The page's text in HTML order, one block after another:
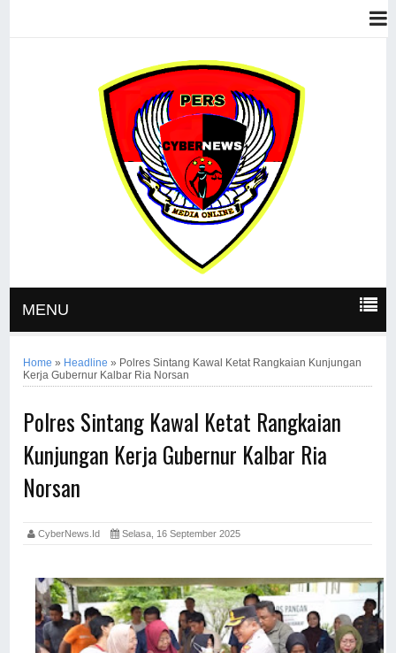
MENU
Home » Headline » Polres Sintang Kawal Ketat Rangkaian Kunjungan
Kerja Gubernur Kalbar Ria Norsan
Polres Sintang Kawal Ketat Rangkaian
Kunjungan Kerja Gubernur Kalbar Ria
Norsan
CyberNews.id Selasa, 16 September 2025